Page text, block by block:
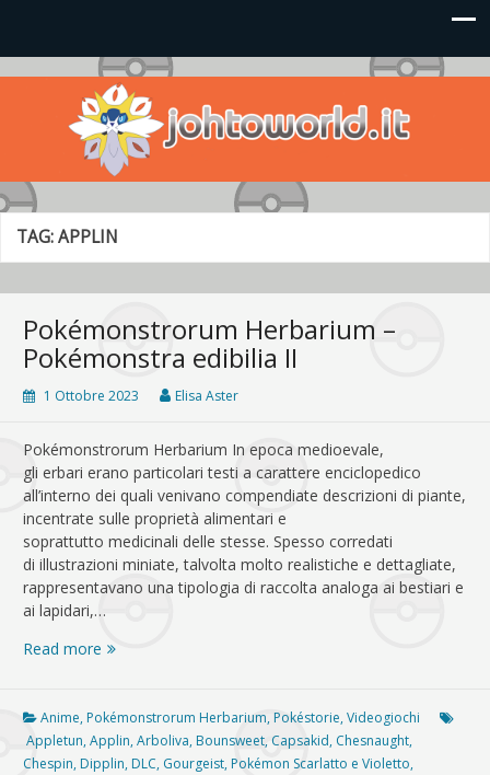
Johto World
Le novità più frizzanti dall'universo Pokémon e Nintendo
TAG:APPLIN
Pokémonstrorum Herbarium –
Pokémonstra edibilia II
1 Ottobre 2023 Elisa Aster
Pokémonstrorum Herbarium In epoca medioevale,
gli erbari erano particolari testi a carattere enciclopedico
all’interno dei quali venivano compendiate descrizioni di piante,
incentrate sulle proprietà alimentari e
soprattutto medicinali delle stesse. Spesso corredati
di illustrazioni miniate, talvolta molto realistiche e dettagliate,
rappresentavano una tipologia di raccolta analoga ai bestiari e
ai lapidari,…
Read more Pokémonstrorum
Pokémonstra
edibilia
II
Anime, Pokémonstrorum Herbarium, Pokéstorie,Videogiochi
Appletun,Applin,Arboliva, Bounsweet,Capsakid, Chesnaught,
Chespin, Dipplin, DLC, Gourgeist, Pokémon Scarlatto e Violetto,